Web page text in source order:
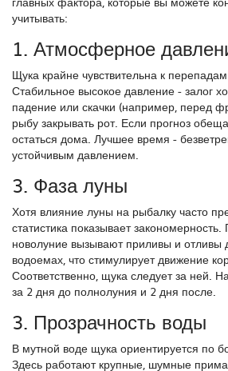
учитывать:
1. Атмосферное
Щука крайне чувствительна к
Стабильное высокое давление - залог
падение или скачки (например, перед
рыбу закрывать рот. Если прогноз
остаться дома. Лучшее время -
устойчивым давлением.
3. Фаза луны
Хотя влияние луны на рыбалку часто
статистика показывает
новолуние вызывают приливы и отливы
водоемах, что стимулирует движение
Соответственно, щука следует за ней.
за 2 дня до полнолуния и 2 дня после.
3. Прозрачность воды
В мутной воде щука ориентируется по
Здесь работают крупные, шумные